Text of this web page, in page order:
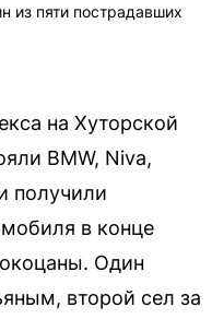
из пяти пострадавших
на Хуторской
BMW, Niva,
получили
в конце
Один
второй сел за